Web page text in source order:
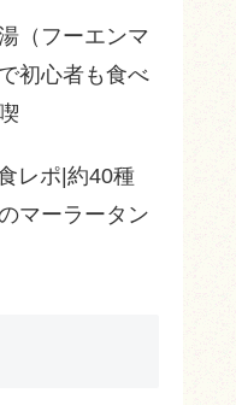
（フーエンマ
初心者も食べ
レポ|約40種
マーラータン